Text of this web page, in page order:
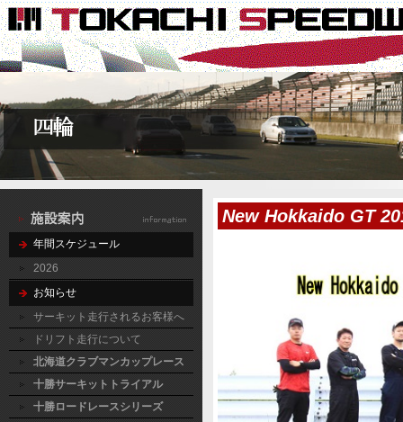
年間スケジュール
2026
お知らせ
サーキット走行されるお客様へ
ドリフト走行について
北海道クラブマンカップレース
十勝サーキットトライアル
十勝ロードレースシリーズ
New Hokkaido GT